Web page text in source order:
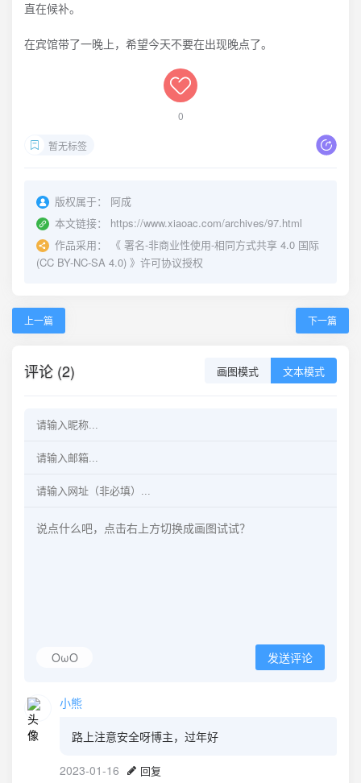
直在候补。
在宾馆带了一晚上，希望今天不要在出现晚点了。
0
暂无标签
版权属于：
阿成
本文链接：
https://www.xiaoac.com/archives/97.html
作品采用：
《 署名-非商业性使用-相同方式共享 4.0 国际
(CC BY-NC-SA 4.0) 》许可协议授权
上一篇 下一篇
评论 (2) 画图模式 文本模式
OωO 发送评论
小熊
路上注意安全呀博主，过年好
2023-01-16 回复